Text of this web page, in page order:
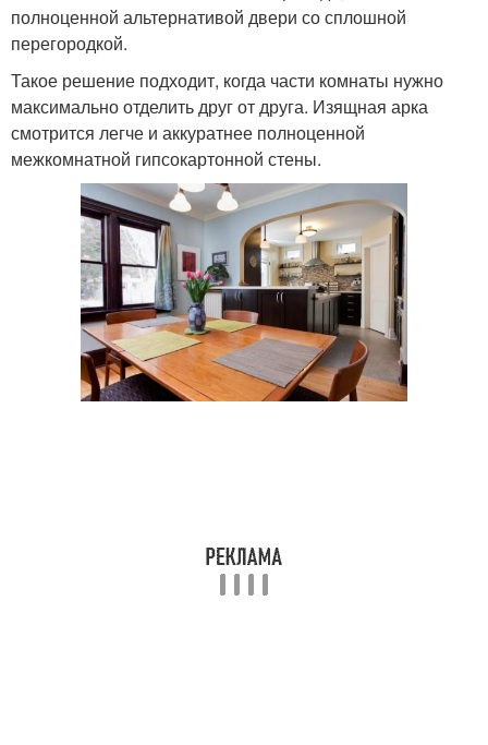
полноценной альтернативой двери со сплошной
перегородкой.
Такое решение подходит, когда части комнаты нужно
максимально отделить друг от друга. Изящная арка
смотрится легче и аккуратнее полноценной
межкомнатной гипсокартонной стены.